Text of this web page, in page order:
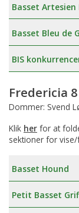
Basset
Basset Bleu de
BIS
Fredericia
Dommer: Svend
Klik her for at
sektioner for
Basset Hound
Petit Basset